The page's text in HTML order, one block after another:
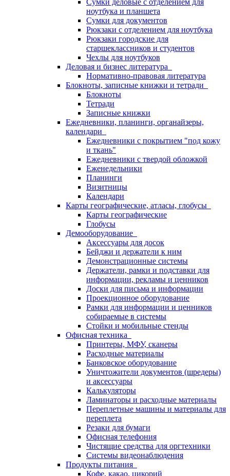
Сумки деловые с отделением для
ноутбука и планшета
Сумки для документов
Рюкзаки с отделением для ноутбука
Рюкзаки городские для
старшеклассников и студентов
Чехлы для ноутбуков
Деловая и бизнес литература
Нормативно-правовая литература
Блокноты, записные книжки и тетради
Блокноты
Тетради
Записные книжки
Ежедневники, планинги, органайзеры,
календари
Ежедневники с покрытием "под кожу
и ткань"
Ежедневники с твердой обложкой
Еженедельники
Планинги
Визитницы
Календари
Карты географические, атласы, глобусы
Карты географические
Глобусы
Демооборудование
Аксессуары для досок
Бейджи и держатели к ним
Демонстрационные системы
Держатели, рамки и подставки для
информации, рекламы и ценников
Доски для письма и информации
Проекционное оборудование
Рамки для информации и ценников
собираемые в системы
Стойки и мобильные стенды
Офисная техника
Принтеры, МФУ, сканеры
Расходные материалы
Банковское оборудование
Уничтожители документов (шредеры)
и аксессуары
Калькуляторы
Ламинаторы и расходные материалы
Переплетные машины и материалы для
переплета
Резаки для бумаги
Офисная телефония
Чистящие средства для оргтехники
Системы видеонаблюдения
Продукты питания
Кофе, какао, цикорий